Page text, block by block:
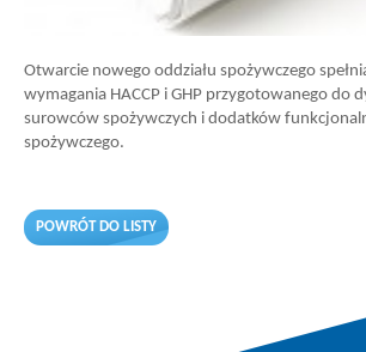
Otwarcie nowego oddziału spożywczego
wymagania HACCP i GHP przygotowanego do
surowców spożywczych i dodatków
spożywczego.
POWRÓT DO LISTY